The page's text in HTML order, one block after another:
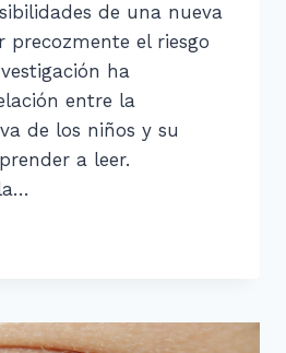
de una nueva
precozmente el riesgo
ha
entre la
de los niños y su
a leer.